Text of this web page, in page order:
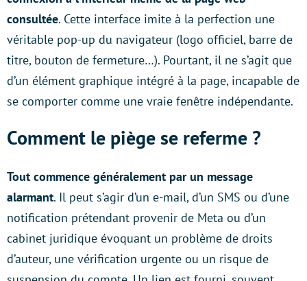
consultée. Cette interface imite à la perfection une
véritable pop-up du navigateur (logo officiel, barre de
titre, bouton de fermeture…). Pourtant, il ne s’agit que
d’un élément graphique intégré à la page, incapable de
se comporter comme une vraie fenêtre indépendante.
Comment le piège se referme ?
Tout commence généralement par un message
alarmant. Il peut s’agir d’un e-mail, d’un SMS ou d’une
notification prétendant provenir de Meta ou d’un
cabinet juridique évoquant un problème de droits
d’auteur, une vérification urgente ou un risque de